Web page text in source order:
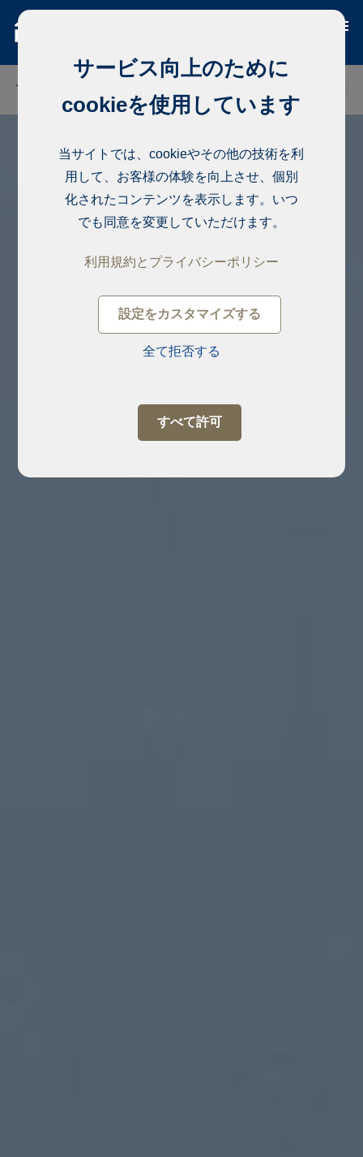
フィンランド
サービス向上のために
cookieを使用しています
当サイトでは、cookieやその他の技術を利
用して、お客様の体験を向上させ、個別
化されたコンテンツを表示します。いつ
でも同意を変更していただけます。
利用規約とプライバシーポリシー
設定をカスタマイズする
全て拒否する
すべて許可